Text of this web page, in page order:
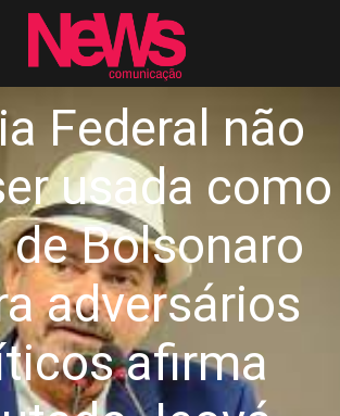
Federal não
usada como
de Bolsonaro
adversários
afirma